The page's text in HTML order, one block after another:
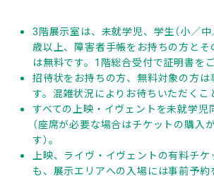
3階展示室は、未就学児、学生（小／
歳以上、障害者手帳をお持ちの方とそ
は無料です。1階総合受付で証明書を
招待状をお持ちの方、無料対象の方は
す。混雑状況によりお待ちいただくこ
すべての上映・イヴェントを未就学児
（座席が必要な場合はチケットの購入
す）。
上映、ライヴ・イヴェントの有料チ
も、展示エリアへの入場には事前予約